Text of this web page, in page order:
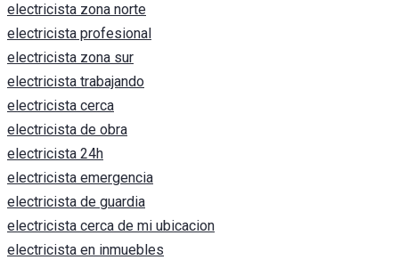
electricista zona norte
electricista profesional
electricista zona sur
electricista trabajando
electricista cerca
electricista de obra
electricista 24h
electricista emergencia
electricista de guardia
electricista cerca de mi ubicacion
electricista en inmuebles